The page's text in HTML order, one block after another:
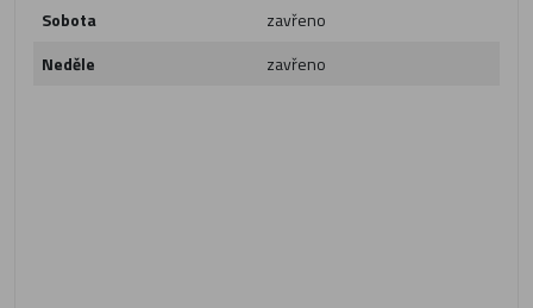
Sobota
zavřeno
Neděle
zavřeno